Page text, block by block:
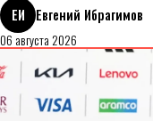
ЕИ
Евгений Ибрагимов
06 августа 2026